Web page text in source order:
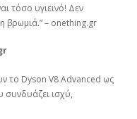
τόσο υγιεινό! Δεν
βρωμιά.” – onething.gr
το Dyson V8 Advanced ως
συνδυάζει ισχύ,